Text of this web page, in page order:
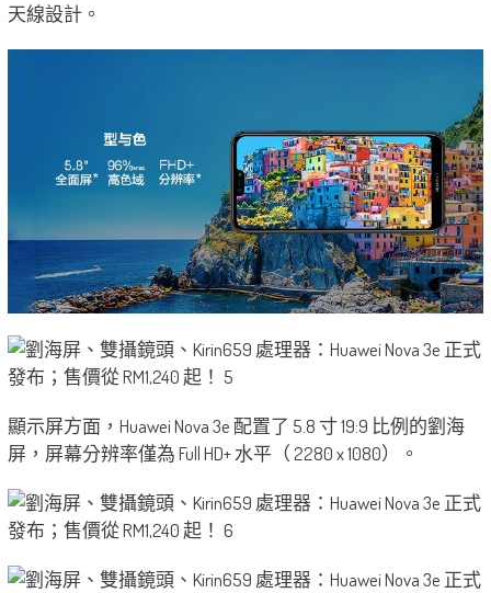
天線設計。
顯示屏方面，Huawei Nova 3e 配置了 5.8 寸 19:9 比例的劉海
屏，屏幕分辨率僅為 Full HD+ 水平（ 2280 x 1080）。